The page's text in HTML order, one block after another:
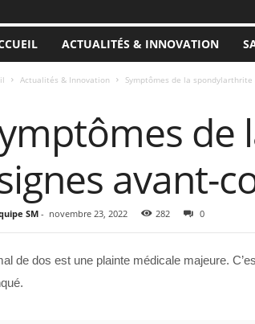
ACTUALITÉS & INNOVATION
Actualités & Innovation Symptômes de la
de
avant-
SM- novembre 23, 2022 282 0
de dos est une plainte médicale majeure.